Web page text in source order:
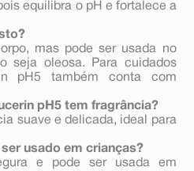
equilibra o pH e fortalece a
mas pode ser usada no
seja oleosa. Para cuidados
pH5 também conta com
pH5 tem fragrância?
suave e delicada, ideal para
usado em crianças?
e pode ser usada em